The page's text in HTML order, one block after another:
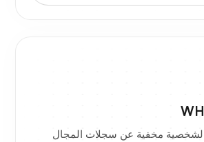
مخفية عن سجلات المجال